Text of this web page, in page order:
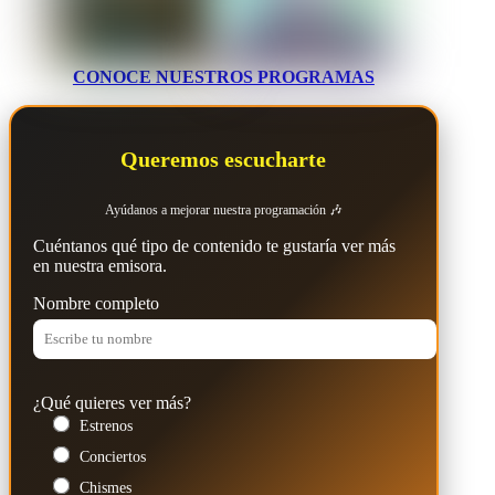
CONOCE NUESTROS PROGRAMAS
Queremos escucharte
Ayúdanos a mejorar nuestra programación 🎶
Cuéntanos qué tipo de contenido te gustaría ver más
en nuestra emisora.
Nombre completo
¿Qué quieres ver más?
Estrenos
Conciertos
Chismes